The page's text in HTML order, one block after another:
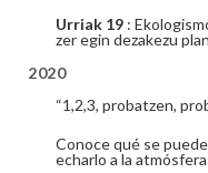
Urriak 19 :
zer egin dezakezu
2020
“1,2,3, probatzen,
Conoce qué se
echarlo a la